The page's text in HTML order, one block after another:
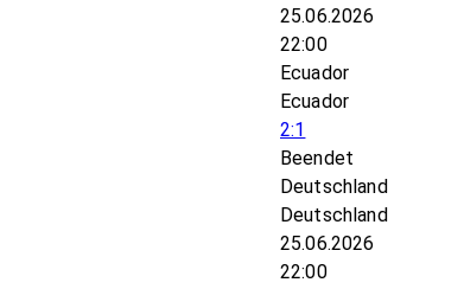
25.06.2026
22:00
Ecuador
Ecuador
2:1
Beendet
Deutschland
Deutschland
25.06.2026
22:00